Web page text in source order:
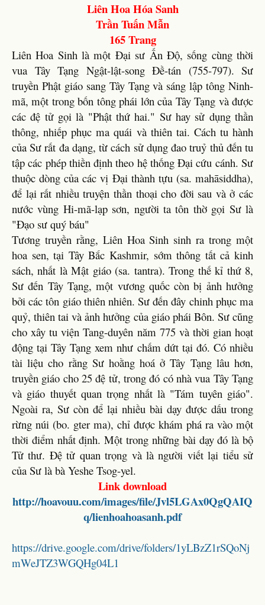
Liên Hoa Hóa Sanh
Trần Tuấn Mẫn
165 Trang
Liên Hoa Sinh là một Đại sư Ấn Độ, sống cùng thời
vua Tây Tạng Ngật-lật-song Đề-tán (755-797). Sư
truyền Phật giáo sang Tây Tạng và sáng lập tông Ninh-
mã, một trong bốn tông phái lớn của Tây Tạng và được
các đệ tử gọi là "Phật thứ hai." Sư hay sử dụng thần
thông, nhiếp phục ma quái và thiên tai. Cách tu hành
của Sư rất đa dạng, từ cách sử dụng đao truỷ thủ đến tu
tập các phép thiền định theo hệ thống Đại cứu cánh. Sư
thuộc dòng của các vị Đại thành tựu (sa. mahāsiddha),
để lại rất nhiều truyện thần thoại cho đời sau và ở các
nước vùng Hi-mã-lạp sơn, người ta tôn thờ gọi Sư là
"Đạo sư quý báu"
Tương truyền rằng, Liên Hoa Sinh sinh ra trong một
hoa sen, tại Tây Bắc Kashmir, sớm thông tất cả kinh
sách, nhất là Mật giáo (sa. tantra). Trong thế kỉ thứ 8,
Sư đến Tây Tạng, một vương quốc còn bị ảnh hưởng
bởi các tôn giáo thiên nhiên. Sư đến đây chinh phục ma
quỷ, thiên tai và ảnh hưởng của giáo phái Bôn. Sư cũng
cho xây tu viện Tang-duyên năm 775 và thời gian hoạt
động tại Tây Tạng xem như chấm dứt tại đó. Có nhiều
tài liệu cho rằng Sư hoằng hoá ở Tây Tạng lâu hơn,
truyền giáo cho 25 đệ tử, trong đó có nhà vua Tây Tạng
và giáo thuyết quan trọng nhất là "Tám tuyên giáo".
Ngoài ra, Sư còn để lại nhiều bài dạy được dấu trong
rừng núi (bo. gter ma), chỉ được khám phá ra vào một
thời điểm nhất định. Một trong những bài dạy đó là bộ
Tử thư. Đệ tử quan trọng và là người viết lại tiểu sử
của Sư là bà Yeshe Tsog-yel.
Link download
http://hoavouu.com/images/file/Jvl5LGAx0QgQAIQ
q/lienhoahoasanh.pdf
https://drive.google.com/drive/folders/1yLBzZ1rSQoNj
mWeJTZ3WGQHg04L1